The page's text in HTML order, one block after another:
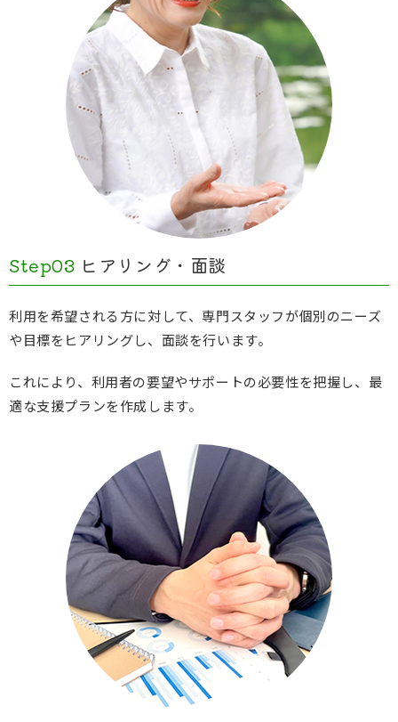
Step03 ヒアリング・面談
利用を希望される方に対して、専門スタッフが個別のニーズ
や目標をヒアリングし、面談を行います。
これにより、利用者の要望やサポートの必要性を把握し、最
適な支援プランを作成します。